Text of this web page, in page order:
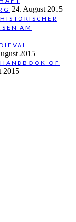
24. August 2015
AM
2015
OF
2015